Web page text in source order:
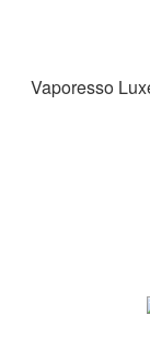
Vaporesso